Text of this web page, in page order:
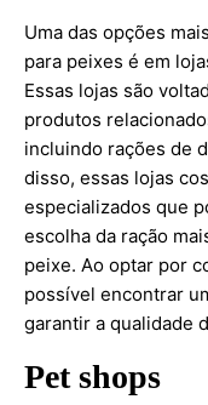
Uma das opções
para peixes é em
Essas lojas são
produtos
incluindo rações de
disso, essas lojas
especializados que
escolha da ração
peixe. Ao optar por
possível encontrar
garantir a qualidade
Pet shops